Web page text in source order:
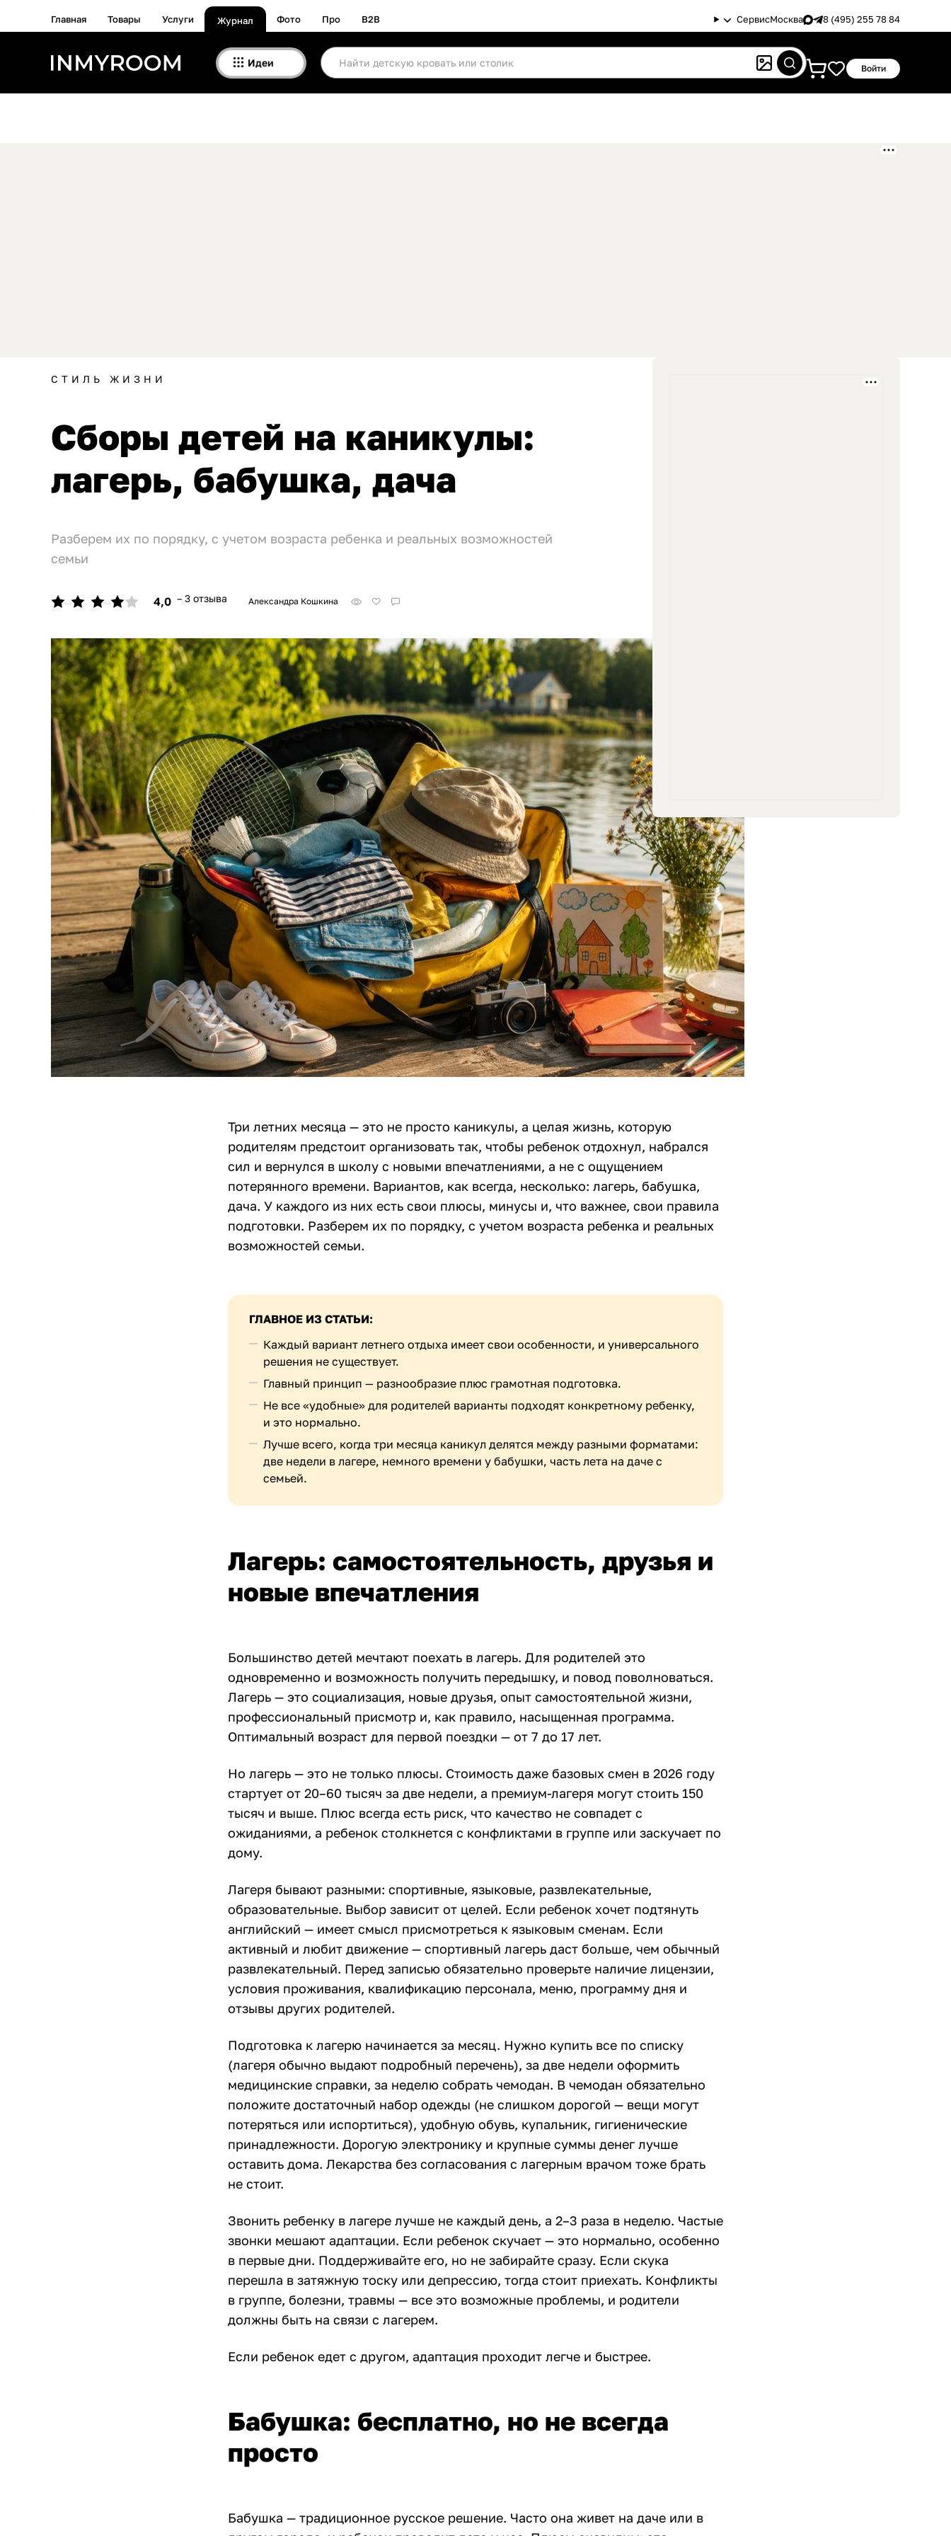
Главная Товары Услуги Журнал Фото Про B2B СервисМосква 8 (495) 255 78 84
Идеи Войти
СТИЛЬ ЖИЗНИ
Сборы детей на каникулы:
лагерь, бабушка, дача
Разберем их по порядку, с учетом возраста ребенка и реальных возможностей
семьи
4,0 – 3 отзыва Александра Кошкина
Три летних месяца — это не просто каникулы, а целая жизнь, которую
родителям предстоит организовать так, чтобы ребенок отдохнул, набрался
сил и вернулся в школу с новыми впечатлениями, а не с ощущением
потерянного времени. Вариантов, как всегда, несколько: лагерь, бабушка,
дача. У каждого из них есть свои плюсы, минусы и, что важнее, свои правила
подготовки. Разберем их по порядку, с учетом возраста ребенка и реальных
возможностей семьи.
ГЛАВНОЕ ИЗ СТАТЬИ:
Каждый вариант летнего отдыха имеет свои особенности, и универсального
решения не существует.
Главный принцип — разнообразие плюс грамотная подготовка.
Не все «удобные» для родителей варианты подходят конкретному ребенку,
и это нормально.
Лучше всего, когда три месяца каникул делятся между разными форматами:
две недели в лагере, немного времени у бабушки, часть лета на даче с
семьей.
Лагерь: самостоятельность, друзья и
новые впечатления
Большинство детей мечтают поехать в лагерь. Для родителей это
одновременно и возможность получить передышку, и повод поволноваться.
Лагерь — это социализация, новые друзья, опыт самостоятельной жизни,
профессиональный присмотр и, как правило, насыщенная программа.
Оптимальный возраст для первой поездки — от 7 до 17 лет.
Но лагерь — это не только плюсы. Стоимость даже базовых смен в 2026 году
стартует от 20–60 тысяч за две недели, а премиум-лагеря могут стоить 150
тысяч и выше. Плюс всегда есть риск, что качество не совпадет с
ожиданиями, а ребенок столкнется с конфликтами в группе или заскучает по
дому.
Лагеря бывают разными: спортивные, языковые, развлекательные,
образовательные. Выбор зависит от целей. Если ребенок хочет подтянуть
английский — имеет смысл присмотреться к языковым сменам. Если
активный и любит движение — спортивный лагерь даст больше, чем обычный
развлекательный. Перед записью обязательно проверьте наличие лицензии,
условия проживания, квалификацию персонала, меню, программу дня и
отзывы других родителей.
Подготовка к лагерю начинается за месяц. Нужно купить все по списку
(лагеря обычно выдают подробный перечень), за две недели оформить
медицинские справки, за неделю собрать чемодан. В чемодан обязательно
положите достаточный набор одежды (не слишком дорогой — вещи могут
потеряться или испортиться), удобную обувь, купальник, гигиенические
принадлежности. Дорогую электронику и крупные суммы денег лучше
оставить дома. Лекарства без согласования с лагерным врачом тоже брать
не стоит.
Звонить ребенку в лагере лучше не каждый день, а 2–3 раза в неделю. Частые
звонки мешают адаптации. Если ребенок скучает — это нормально, особенно
в первые дни. Поддерживайте его, но не забирайте сразу. Если скука
перешла в затяжную тоску или депрессию, тогда стоит приехать. Конфликты
в группе, болезни, травмы — все это возможные проблемы, и родители
должны быть на связи с лагерем.
Если ребенок едет с другом, адаптация проходит легче и быстрее.
Бабушка: бесплатно, но не всегда
просто
Бабушка — традиционное русское решение. Часто она живет на даче или в